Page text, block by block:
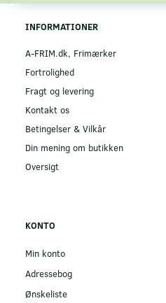
INFORMATIONER
A-FRIM.dk, Frimærker
Fortrolighed
Fragt og levering
Kontakt os
Betingelser & Vilkår
Din mening om butikken
Oversigt
KONTO
Min konto
Adressebog
Ønskeliste